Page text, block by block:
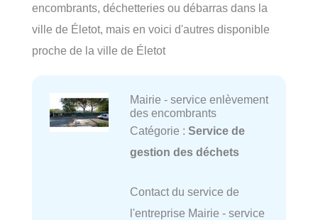
encombrants, déchetteries ou débarras dans la
ville de Életot, mais en voici d'autres disponible
proche de la ville de Életot
Mairie - service enlèvement
des encombrants
Catégorie : Service de
gestion des déchets
Contact du service de
l'entreprise Mairie - service